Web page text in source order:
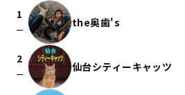
1
check_indeterminate_small the奥歯's
2
check_indeterminate_small 仙台シティーキャッツ